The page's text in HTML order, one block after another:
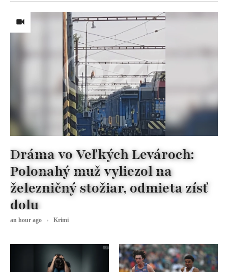
Dráma vo Veľkých Levároch:
Polonahý muž vyliezol na
železničný stožiar, odmieta zísť
dolu
an hour ago Krimi